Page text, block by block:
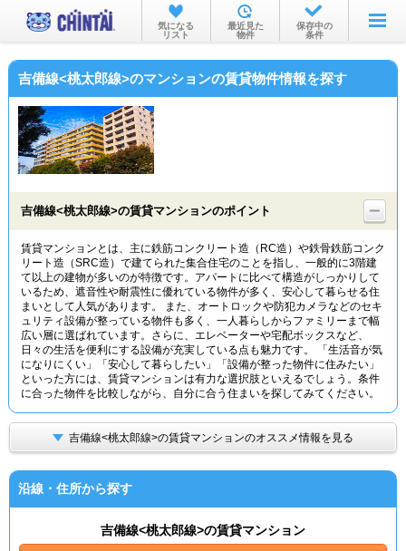
お部屋を探す
沿線・駅から
物件特集から
TOP
気になる
リスト
最近見た
物件
保存中の
条件
吉備線<桃太郎線>のマンションの賃貸物件情報を探す
吉備線<桃太郎線>の賃貸マンションのポイント
賃貸マンションとは、主に鉄筋コンクリート造（RC造）や鉄骨鉄筋コンク
リート造（SRC造）で建てられた集合住宅のことを指し、一般的に3階建
て以上の建物が多いのが特徴です。アパートに比べて構造がしっかりして
いるため、遮音性や耐震性に優れている物件が多く、安心して暮らせる住
まいとして人気があります。 また、オートロックや防犯カメラなどのセキ
ュリティ設備が整っている物件も多く、一人暮らしからファミリーまで幅
広い層に選ばれています。さらに、エレベーターや宅配ボックスなど、
日々の生活を便利にする設備が充実している点も魅力です。 「生活音が気
になりにくい」「安心して暮らしたい」「設備が整った物件に住みたい」
といった方には、賃貸マンションは有力な選択肢といえるでしょう。条件
に合った物件を比較しながら、自分に合う住まいを探してみてください。
吉備線<桃太郎線>の賃貸マンションのオススメ情報を見る
沿線・住所から探す
吉備線<桃太郎線>の賃貸マンション